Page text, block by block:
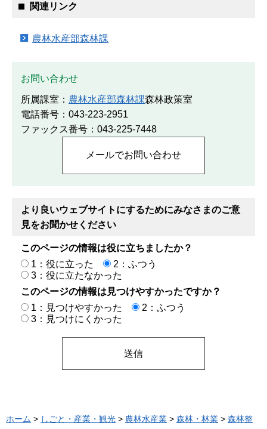
関連リンク
農林水産部森林課
お問い合わせ
所属課室： 農林水産部森林課森林政策室
電話番号：043-223-2951
ファックス番号：043-225-7448
より良いウェブサイトにするためにみなさまのご意
見をお聞かせください
このページの情報は役に立ちましたか？
1：役に立った
2：ふつう
3：役に立たなかった
このページの情報は見つけやすかったですか？
1：見つけやすかった
2：ふつう
3：見つけにくかった
ホーム > しごと・産業・観光 > 農林水産業 > 森林・林業 > 森林整